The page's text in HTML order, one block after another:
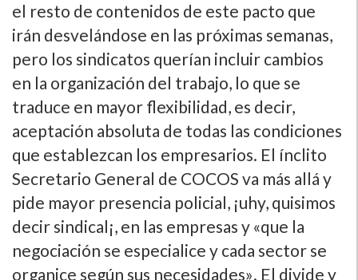
el resto de contenidos de este pacto que
irán desvelándose en las próximas semanas,
pero los sindicatos querí­an incluir cambios
en la organización del trabajo, lo que se
traduce en mayor flexibilidad, es decir,
aceptación absoluta de todas las condiciones
que establezcan los empresarios. El í­nclito
Secretario General de COCOS va más allá y
pide mayor presencia policial, ¡uhy, quisimos
decir sindical¡, en las empresas y «que la
negociación se especialice y cada sector se
organice según sus necesidades». El divide y